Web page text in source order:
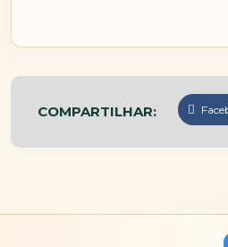
COMPARTILHAR: